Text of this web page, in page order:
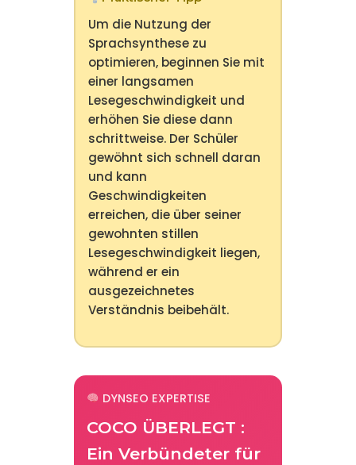
Um die Nutzung der
Sprachsynthese zu
optimieren, beginnen Sie mit
einer langsamen
Lesegeschwindigkeit und
erhöhen Sie diese dann
schrittweise. Der Schüler
gewöhnt sich schnell daran
und kann
Geschwindigkeiten
erreichen, die über seiner
gewohnten stillen
Lesegeschwindigkeit liegen,
während er ein
ausgezeichnetes
Verständnis beibehält.
DYNSEO EXPERTISE
COCO ÜBERLEGT :
Ein Verbündeter für